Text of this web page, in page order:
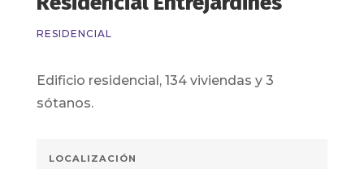
RESIDENCIAL
Edificio residencial, 134 viviendas y 3
sótanos.